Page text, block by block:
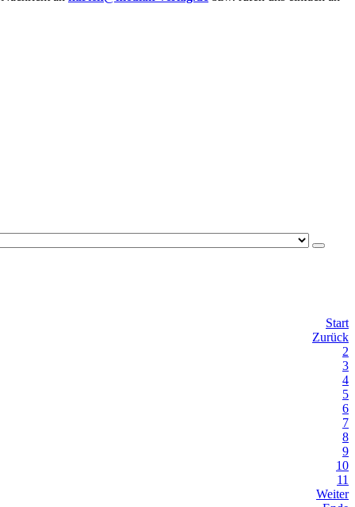
Start
Zurück
2
3
4
5
6
7
8
9
10
11
Weiter